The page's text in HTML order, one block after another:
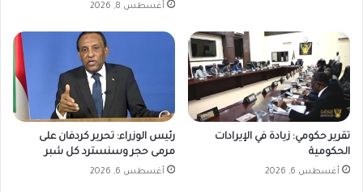
أغسطس 8, 2026
تقرير حكومي: زيادة في الإيرادات
الحكومية
أغسطس 6, 2026
رئيس الوزراء: تحرير كردفان على
مرمى حجر وسنسترد كل شبر
أغسطس 6, 2026